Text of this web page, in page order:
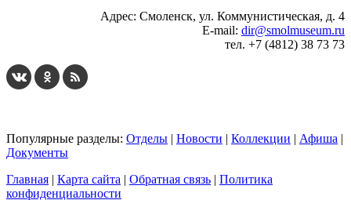
Адрес: Смоленск, ул. Коммунистическая, д. 4
E-mail: dir@smolmuseum.ru
тел. +7 (4812) 38 73 73
Популярные разделы: Отделы | Новости | Коллекции | Афиша |
Документы
Главная | Карта сайта | Обратная связь | Политика
конфиденциальности